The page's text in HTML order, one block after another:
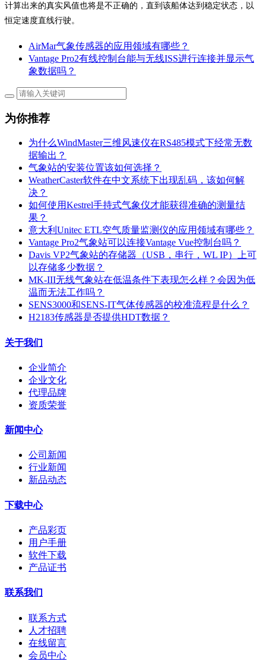
计算出来的真实风值也将是不正确的，直到该船体达到稳定状态，以
恒定速度直线行驶。
AirMar气象传感器的应用领域有哪些？
Vantage Pro2有线控制台能与无线ISS进行连接并显示气
象数据吗？
为你推荐
为什么WindMaster三维风速仪在RS485模式下经常无数
据输出？
气象站的安装位置该如何选择？
WeatherCaster软件在中文系统下出现乱码，该如何解
决？
如何使用Kestrel手持式气象仪才能获得准确的测量结
果？
意大利Unitec ETL空气质量监测仪的应用领域有哪些？
Vantage Pro2气象站可以连接Vantage Vue控制台吗？
Davis VP2气象站的存储器（USB，串行，WL IP）上可
以存储多少数据？
MK-III无线气象站在低温条件下表现怎么样？会因为低
温而无法工作吗？
SENS3000和SENS-IT气体传感器的校准流程是什么？
H2183传感器是否提供HDT数据？
关于我们
企业简介
企业文化
代理品牌
资质荣誉
新闻中心
公司新闻
行业新闻
新品动态
下载中心
产品彩页
用户手册
软件下载
产品证书
联系我们
联系方式
人才招聘
在线留言
会员中心